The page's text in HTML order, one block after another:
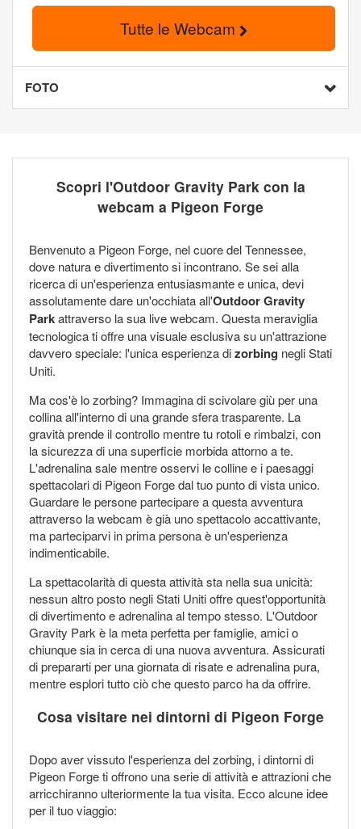
Tutte le Webcam
FOTO
Scopri l'Outdoor Gravity Park con la
webcam a Pigeon Forge
Benvenuto a Pigeon Forge, nel cuore del Tennessee,
dove natura e divertimento si incontrano. Se sei alla
ricerca di un'esperienza entusiasmante e unica, devi
assolutamente dare un'occhiata all'Outdoor Gravity
Parkattraverso la sua live webcam. Questa meraviglia
tecnologica ti offre una visuale esclusiva su un'attrazione
davvero speciale: l'unica esperienza dizorbing negli Stati
Uniti.
Ma cos'è lo zorbing? Immagina di scivolare giù per una
collina all'interno di una grande sfera trasparente. La
gravità prende il controllo mentre tu rotoli e rimbalzi, con
la sicurezza di una superficie morbida attorno a te.
L'adrenalina sale mentre osservi le colline e i paesaggi
spettacolari di Pigeon Forge dal tuo punto di vista unico.
Guardare le persone partecipare a questa avventura
attraverso la webcam è già uno spettacolo accattivante,
ma parteciparvi in prima persona è un'esperienza
indimenticabile.
La spettacolarità di questa attività sta nella sua unicità:
nessun altro posto negli Stati Uniti offre quest'opportunità
di divertimento e adrenalina al tempo stesso. L'Outdoor
Gravity Park è la meta perfetta per famiglie, amici o
chiunque sia in cerca di una nuova avventura. Assicurati
di prepararti per una giornata di risate e adrenalina pura,
mentre esplori tutto ciò che questo parco ha da offrire.
Cosa visitare nei dintorni di Pigeon Forge
Dopo aver vissuto l'esperienza del zorbing, i dintorni di
Pigeon Forge ti offrono una serie di attività e attrazioni che
arricchiranno ulteriormente la tua visita. Ecco alcune idee
per il tuo viaggio: